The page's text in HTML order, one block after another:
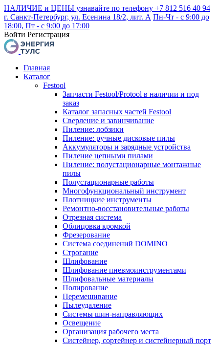
НАЛИЧИЕ и ЦЕНЫ узнавайте по телефону +7 812 516 40 94
г. Санкт-Петербург, ул. Есенина 18/2, лит. А Пн-Чт - с 9:00 до
18:00, Пт - с 9:00 до 17:00
Войти Регистрация
Главная
Каталог
Festool
Запчасти Festool/Protool в наличии и под
заказ
Каталог запасных частей Festool
Сверление и завинчивание
Пиление: лобзики
Пиление: ручные дисковые пилы
Аккумуляторы и зарядные устройства
Пиление цепными пилами
Пиление: полустационарные монтажные
пилы
Полустационарные работы
Многофункциональный инструмент
Плотницкие инструменты
Ремонтно-восстановительные работы
Отрезная система
Облицовка кромкой
Фрезерование
Система соединений DOMINO
Строгание
Шлифование
Шлифование пневмоинструментами
Шлифовальные материалы
Полирование
Перемешивание
Пылеудаление
Системы шин-направляющих
Освещение
Организация рабочего места
Систейнер, сортейнер и систейнерный порт